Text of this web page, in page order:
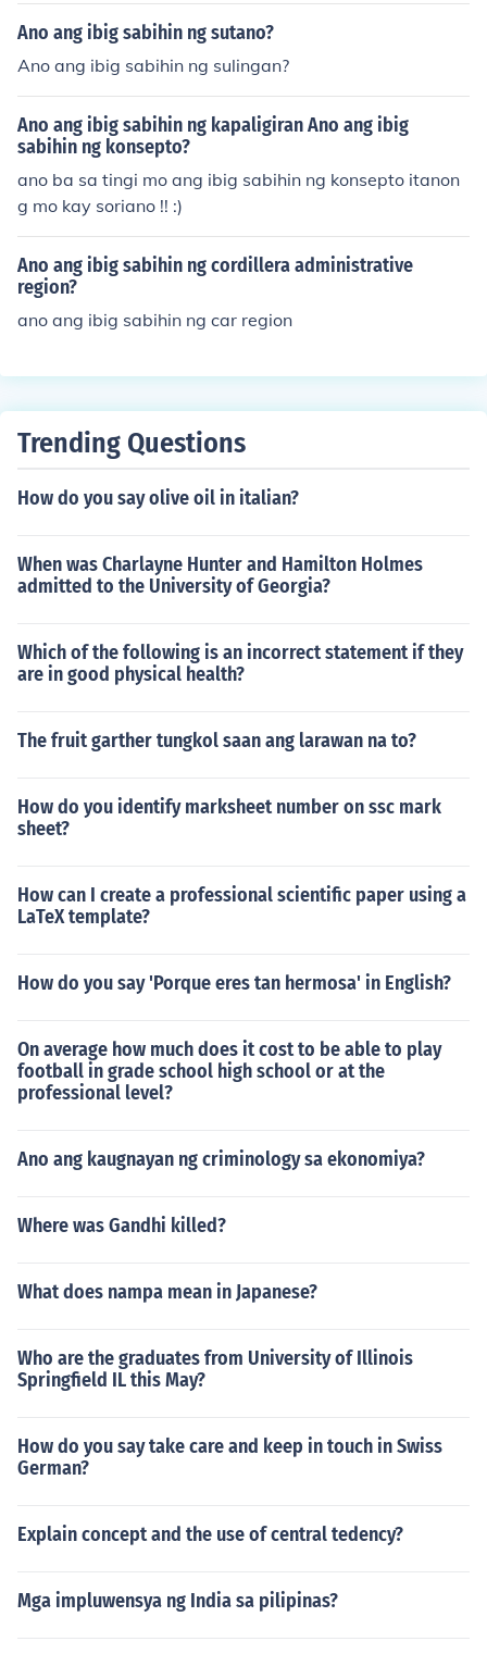
Ano ang ibig sabihin ng sutano?
Ano ang ibig sabihin ng sulingan?
Ano ang ibig sabihin ng kapaligiran Ano ang ibig
sabihin ng konsepto?
ano ba sa tingi mo ang ibig sabihin ng konsepto itanon
g mo kay soriano !! :)
Ano ang ibig sabihin ng cordillera administrative
region?
ano ang ibig sabihin ng car region
Trending Questions
How do you say olive oil in italian?
When was Charlayne Hunter and Hamilton Holmes
admitted to the University of Georgia?
Which of the following is an incorrect statement if they
are in good physical health?
The fruit garther tungkol saan ang larawan na to?
How do you identify marksheet number on ssc mark
sheet?
How can I create a professional scientific paper using a
LaTeX template?
How do you say 'Porque eres tan hermosa' in English?
On average how much does it cost to be able to play
football in grade school high school or at the
professional level?
Ano ang kaugnayan ng criminology sa ekonomiya?
Where was Gandhi killed?
What does nampa mean in Japanese?
Who are the graduates from University of Illinois
Springfield IL this May?
How do you say take care and keep in touch in Swiss
German?
Explain concept and the use of central tedency?
Mga impluwensya ng India sa pilipinas?